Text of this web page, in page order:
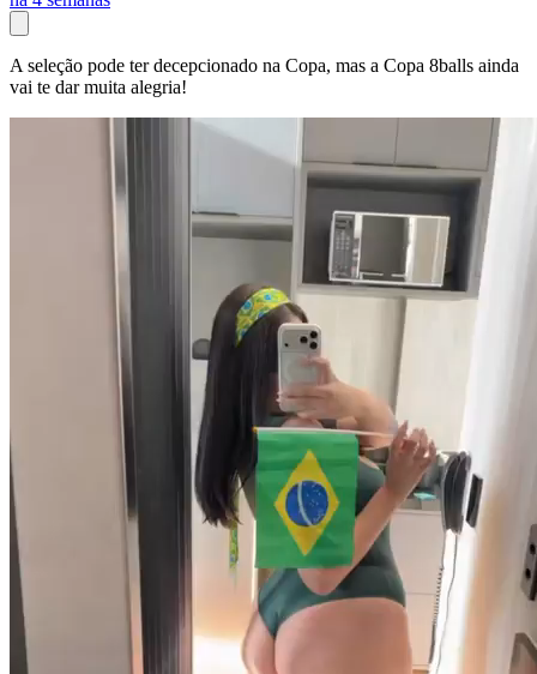
A seleção pode ter decepcionado na Copa, mas a Copa 8balls ainda
vai te dar muita alegria!